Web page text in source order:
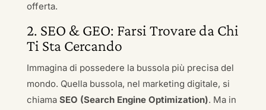
offerta.
2. SEO & GEO: Farsi Trovare da Chi
Ti Sta Cercando
Immagina di possedere la bussola più precisa del
mondo. Quella bussola, nel marketing digitale, si
chiama SEO (Search Engine Optimization). Ma in